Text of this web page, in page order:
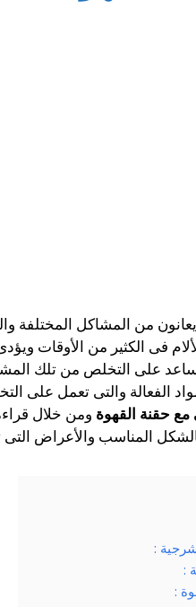
من المشاكل
فى الكثير من الأوقات
على التخلص من تلك
الفعالة والتى تعمل
مع حقنة القهوة ومن خلال
المناسب والأعراض
:
:
: